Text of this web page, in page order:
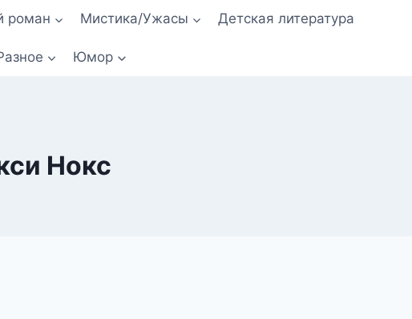
роман Мистика/Ужасы Детская литература
Юмор
Нокс